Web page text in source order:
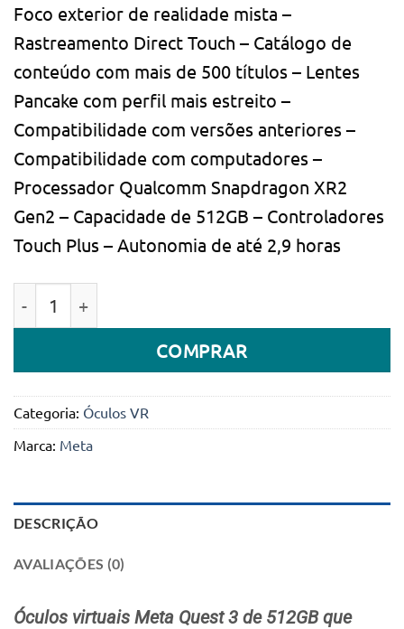
original
era:
1.249.990Kz.
é:
Foco exterior de realidade mista –
Rastreamento Direct Touch – Catálogo de
conteúdo com mais de 500 títulos – Lentes
Pancake com perfil mais estreito –
Compatibilidade com versões anteriores –
Compatibilidade com computadores –
Processador Qualcomm Snapdragon XR2
Gen2 – Capacidade de 512GB – Controladores
Touch Plus – Autonomia de até 2,9 horas
COMPRAR
Categoria: Óculos VR
Marca: Meta
DESCRIÇÃO
AVALIAÇÕES (0)
Óculos virtuais Meta Quest 3 de 512GB que